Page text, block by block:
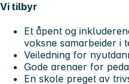
Vi tilbyr
Et åpent og
voksne samarbeider i
Veiledning for
Gode arenaer for
En skole preget av